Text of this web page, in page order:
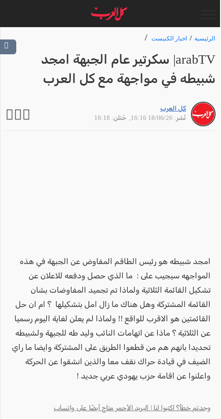
الرئيسية اخبار الكنيست
arabTV| سكرتير عام الجبهة امجد
شبيطه في مواجهة مع كل العرب
كل العرب
نُشر: 18/06/26 16:16
, حُتلن: 16:18
امجد شبيطه هو رئيس الطاقم المفاوض عن الجبهة في هذه
المواجهه سيجيب على : ما الذي حصل ودفعه للاعلان عن
تشكيل القائمة الثلاثية ولماذا تم تجميد المفاوضات بشان
القائمة المشتركة وهل هناك ما زال امل بتشكيلها ؟ ام ان حل
القائمتين هو الاقرب للواقع !! ولماذا لم يعلن لغاية اليوم رسميا
عن الثلاثية ؟ ماذا عن اتهامات النائب وليد طه للجبهة ولشبيطه
تحديدا بانهم هم من قطعوا الطريق على المشتركة وايضا ما راي
الضيف في قيادة حراك نقف معا والذين انشقوا عن الحركة
واعلنوا عن اقامة حزب يهودي عربي جديد !
وجدتم خطأ؟ اكتبوا لنا | البريد الأحمر متاح أيضًا على واتساب